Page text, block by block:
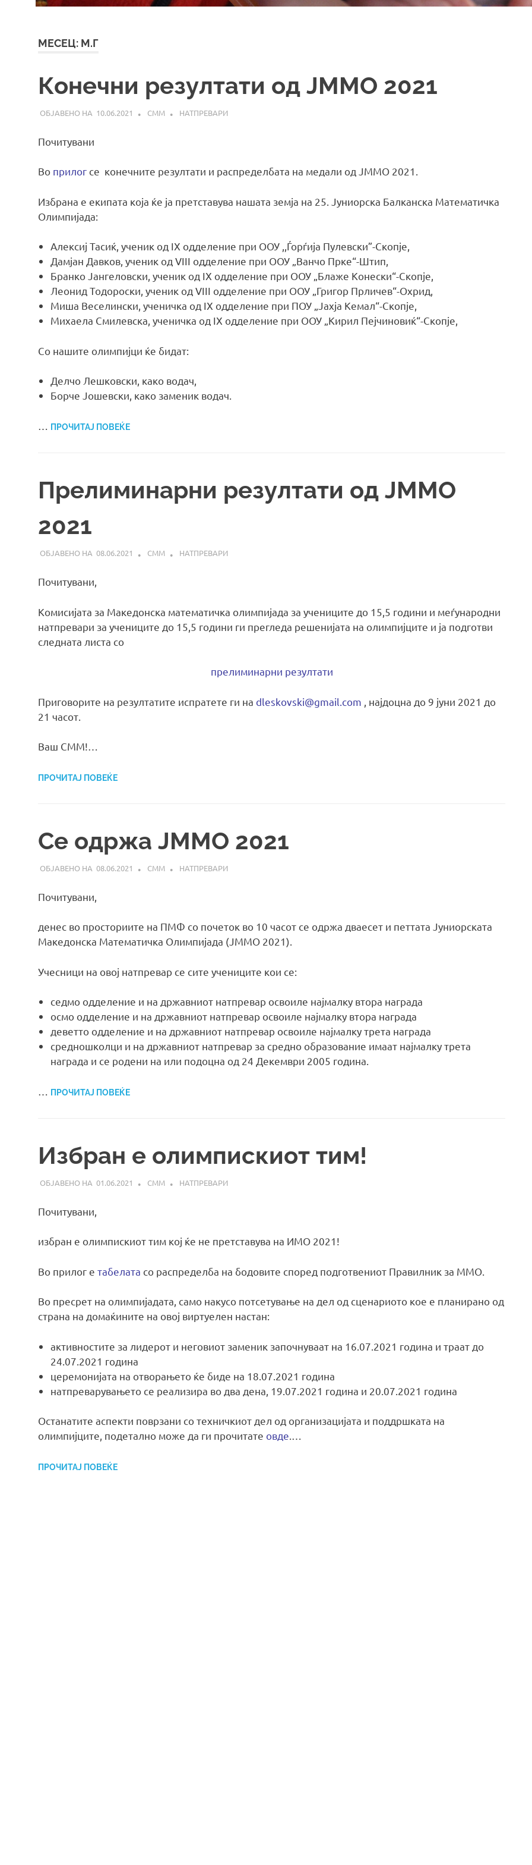
МЕСЕЦ: М.Г
Конечни резултати од ЈММО 2021
10.06.2021 СММ НАТПРЕВАРИ
Почитувани
Во прилог се конечните резултати и распределбата на медали од ЈММО 2021.
Избрана e екипата која ќе ја претставува нашата земја на 25. Јуниорска Балканска Математичка
Олимпијада:
Алексиј Тасиќ, ученик од IX одделение при ООУ ,,Ѓорѓија Пулевски”-Скопје,
Дамјан Давков, ученик од VIII одделение при ООУ „Ванчо Прке“-Штип,
Бранко Јангеловски, ученик од IX одделение при ООУ „Блаже Конески“-Скопје,
Леонид Тодороски, ученик од VIII одделение при ООУ „Григор Прличев“-Охрид,
Миша Веселински, ученичка од IX одделение при ПОУ „Јахја Кемал“-Скопје,
Михаела Смилевска, ученичка од IX одделение при ООУ „Кирил Пејчиновиќ“-Скопје,
Со нашите олимпијци ќе бидат:
Делчо Лешковски, како водач,
Борче Јошевски, како заменик водач.
ПРОЧИТАЈ ПОВЕЌЕ
Прелиминарни резултати од ЈММО
2021
08.06.2021 СММ НАТПРЕВАРИ
Почитувани,
Комисијата за Македонска математичка олимпијада за учениците до 15,5 години и меѓународни
натпревари за учениците до 15,5 години ги прегледа решенијата на олимпијците и ја подготви
следната листа со
прелиминарни резултати
Приговорите на резултатите испратете ги на dleskovski@gmail.com , најдоцна до 9 јуни 2021 до
21 часот.
Ваш СММ!…
ПРОЧИТАЈ ПОВЕЌЕ
Се одржа ЈММО 2021
08.06.2021 СММ НАТПРЕВАРИ
Почитувани,
денес во просториите на ПМФ со почеток во 10 часот се одржа дваесет и петтата Јуниорската
Македонска Математичка Олимпијада (ЈММО 2021).
Учесници на овој натпревар се сите учениците кои се:
седмо одделение и на државниот натпревар освоиле најмалку втора награда
осмо одделение и на државниот натпревар освоиле најмалку втора награда
деветто одделение и на државниот натпревар освоиле најмалку трета награда
средношколци и на државниот натпревар за средно образование имаат најмалку трета
награда и се родени на или подоцна од 24 Декември 2005 година.
ПРОЧИТАЈ ПОВЕЌЕ
Избран е олимпискиот тим!
01.06.2021 СММ НАТПРЕВАРИ
Почитувани,
избран е олимпискиот тим кој ќе не претставува на ИМО 2021!
Во прилог е табелата со распределба на бодовите според подготвениот Правилник за ММО.
Во пресрет на олимпијадата, само накусо потсетување на дел од сценариото кое е планирано од
страна на домаќините на овој виртуелен настан:
активностите за лидерот и неговиот заменик започнуваат на 16.07.2021 година и траат до
24.07.2021 година
церемонијата на отворањето ќе биде на 18.07.2021 година
натпреварувањето се реализира во два дена, 19.07.2021 година и 20.07.2021 година
Останатите аспекти поврзани со техничкиот дел од организацијата и поддршката на
олимпијците, подетално може да ги прочитате овде.…
ПРОЧИТАЈ ПОВЕЌЕ